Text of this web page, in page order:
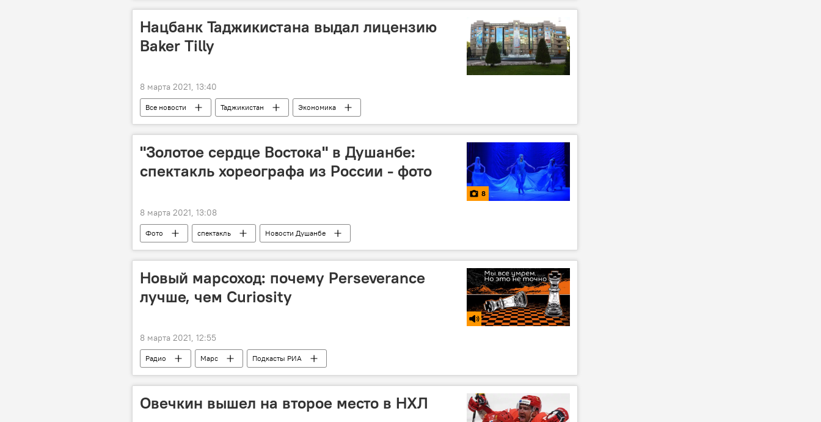
Нацбанк Таджикистана выдал лицензию
Baker Tilly
8 марта 2021, 13:40
Все новости Таджикистан Экономика
"Золотое сердце Востока" в Душанбе:
спектакль хореографа из России - фото
8
8 марта 2021, 13:08
Фото спектакль Новости Душанбе
Новый марсоход: почему Perseverance
лучше, чем Curiosity
8 марта 2021, 12:55
Радио Марс Подкасты РИА
Овечкин вышел на второе место в НХЛ